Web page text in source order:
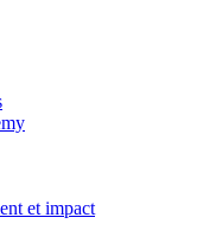
et impact